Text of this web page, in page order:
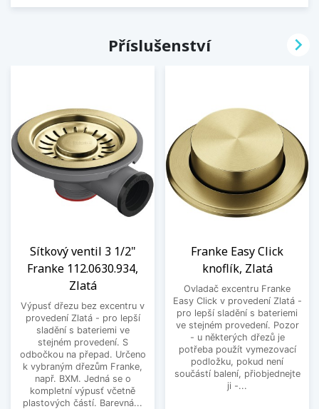
Příslušenství
Sítkový ventil 3 1/2"
Franke 112.0630.934,
Zlatá
Výpusť dřezu bez excentru v
provedení Zlatá - pro lepší
sladění s bateriemi ve
stejném provedení. S
odbočkou na přepad. Určeno
k vybraným dřezům Franke,
např. BXM. Jedná se o
kompletní výpusť včetně
plastových částí. Barevná...
Franke Easy Click
knoflík, Zlatá
Ovladač excentru Franke
Easy Click v provedení Zlatá -
pro lepší sladění s bateriemi
ve stejném provedení. Pozor
- u některých dřezů je
potřeba použít vymezovací
podložku, pokud není
součástí balení, přiobjednejte
ji -...
